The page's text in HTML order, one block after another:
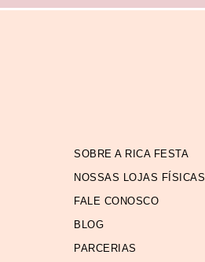
SOBRE A RICA FESTA
NOSSAS LOJAS FÍSICAS
FALE CONOSCO
BLOG
PARCERIAS